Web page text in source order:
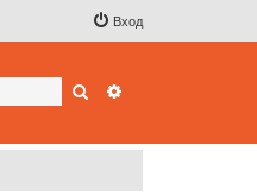
Вход
Поиск